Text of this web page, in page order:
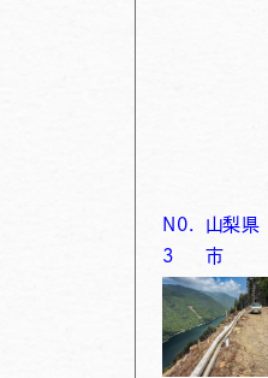
N0.
3
山梨県
市